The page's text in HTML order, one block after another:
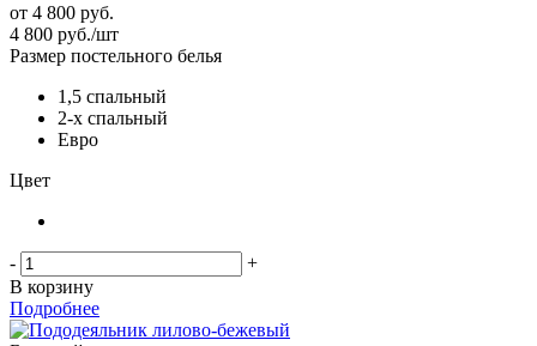
от 4 800 руб.
4 800 руб./шт
Размер постельного белья
1,5 спальный
2-х спальный
Евро
Цвет
-
+
В корзину
Подробнее